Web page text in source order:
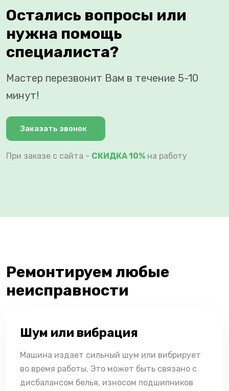
Остались вопросы или
нужна помощь
специалиста?
Мастер перезвонит Вам в течение 5-10
минут!
Заказать звонок
При заказе с сайта - СКИДКА 10% на работу
Ремонтируем любые
неисправности
Шум или вибрация
Машина издает сильный шум или вибрирует
во время работы. Это может быть связано с
дисбалансом белья, износом подшипников